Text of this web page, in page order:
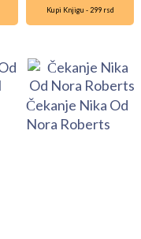
Kupi Knjigu - 299 rsd
Čekanje Nika Od
Nora Roberts